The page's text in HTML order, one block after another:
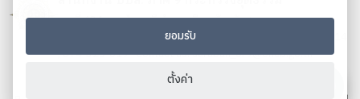
เลขที่ 434 ถนนไทรบุรี อำเภอเมือง จังหวัดสงขลา
โทรศัพท์ 074-312-088 , 074-321-515 โทรสาร 074-321-514
, 074-325-019 Contact us:saraban_or9@oncb.go.th
ยอมรับ
ตั้งค่า